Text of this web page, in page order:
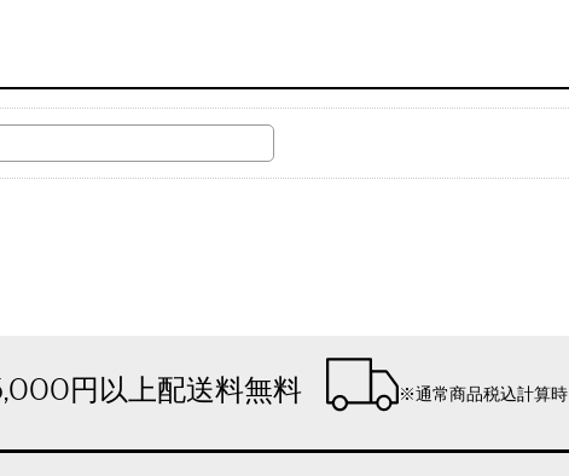
ます。
意味します。
に関する契約を意味します。
円以上配送料無料 ※通常商品税込計算時